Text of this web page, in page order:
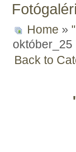
Home »
október_25
Back to